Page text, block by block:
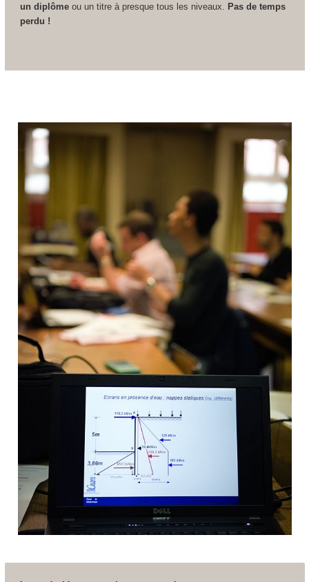
un diplômeou un titre à presque tous les niveaux.
Pas de temps
perdu !